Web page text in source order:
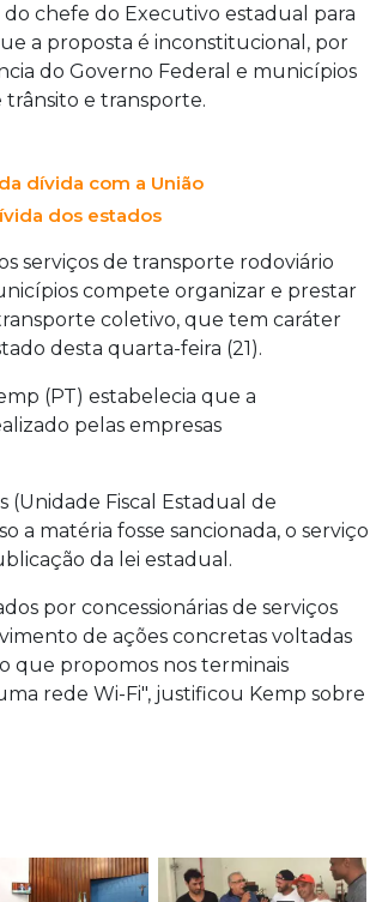
do chefe do Executivo estadual para
a proposta é inconstitucional, por
do Governo Federal e municípios
trânsito e transporte.
dívida com a União
dos estados
serviços de transporte rodoviário
compete organizar e prestar
coletivo, que tem caráter
desta quarta-feira (21).
(PT) estabelecia que a
pelas empresas
Fiscal Estadual de
a matéria fosse sancionada, o serviço
da lei estadual.
por concessionárias de serviços
de ações concretas voltadas
que propomos nos terminais
rede Wi-Fi", justificou Kemp sobre